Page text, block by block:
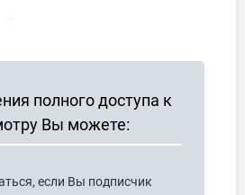
полного доступа к
Вы можете:
если Вы подписчик